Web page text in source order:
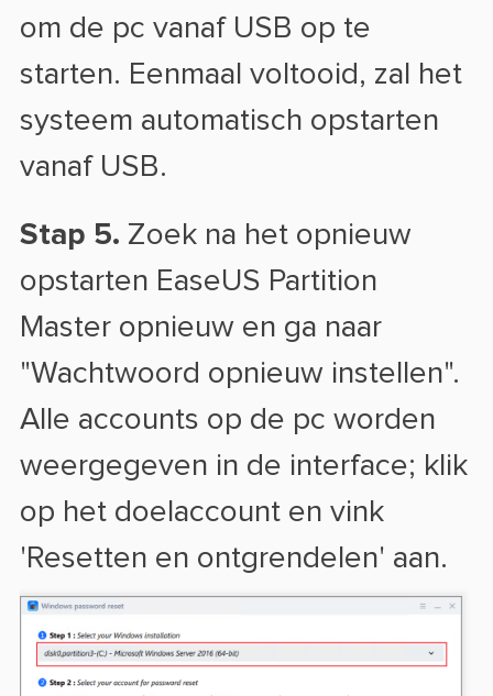
om de pc vanaf USB op te
starten. Eenmaal voltooid, zal het
systeem automatisch opstarten
vanaf USB.
Stap 5. Zoek na het opnieuw
opstarten EaseUS Partition
Master opnieuw en ga naar
"Wachtwoord opnieuw instellen".
Alle accounts op de pc worden
weergegeven in de interface; klik
op het doelaccount en vink
'Resetten en ontgrendelen' aan.